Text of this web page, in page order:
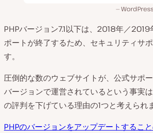
PHPバージョン7.1以下は、2018年／
ポートが終了するため、セキュリティサ
す。
圧倒的な数のウェブサイトが、公式サポ
バージョンで運営されているという事実
の評判を下げている理由の1つと考えられ
PHPのバージョンをアップデートするこ